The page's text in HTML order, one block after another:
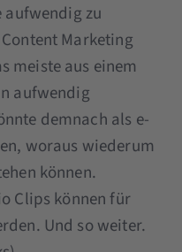
aufwendig zu
Marketing
meiste aus einem
aufwendig
demnach als e-
woraus wiederum
können.
Clips können für
Und so weiter.